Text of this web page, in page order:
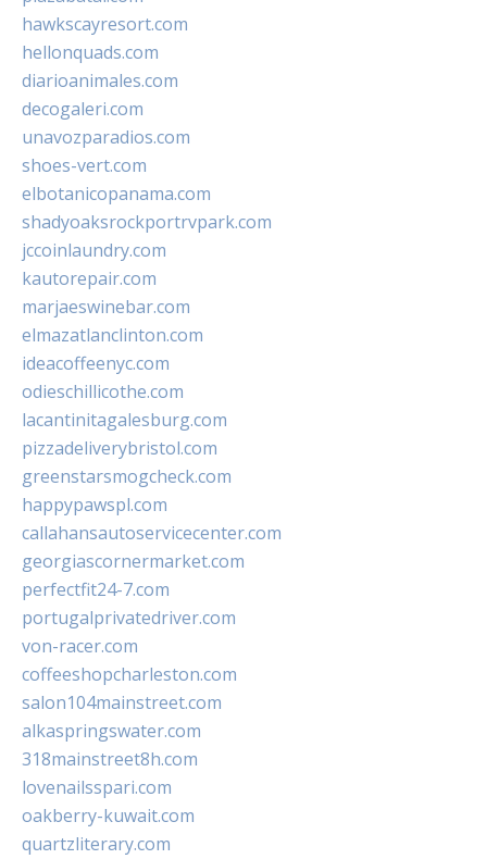
hawkscayresort.com
hellonquads.com
diarioanimales.com
decogaleri.com
unavozparadios.com
shoes-vert.com
elbotanicopanama.com
shadyoaksrockportrvpark.com
jccoinlaundry.com
kautorepair.com
marjaeswinebar.com
elmazatlanclinton.com
ideacoffeenyc.com
odieschillicothe.com
lacantinitagalesburg.com
pizzadeliverybristol.com
greenstarsmogcheck.com
happypawspl.com
callahansautoservicecenter.com
georgiascornermarket.com
perfectfit24-7.com
portugalprivatedriver.com
von-racer.com
coffeeshopcharleston.com
salon104mainstreet.com
alkaspringswater.com
318mainstreet8h.com
lovenailsspari.com
oakberry-kuwait.com
quartzliterary.com